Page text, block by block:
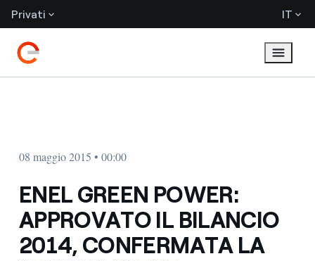
Privati IT
08 maggio 2015 • 00:00
ENEL GREEN POWER:
APPROVATO IL BILANCIO
2014, CONFERMATA LA